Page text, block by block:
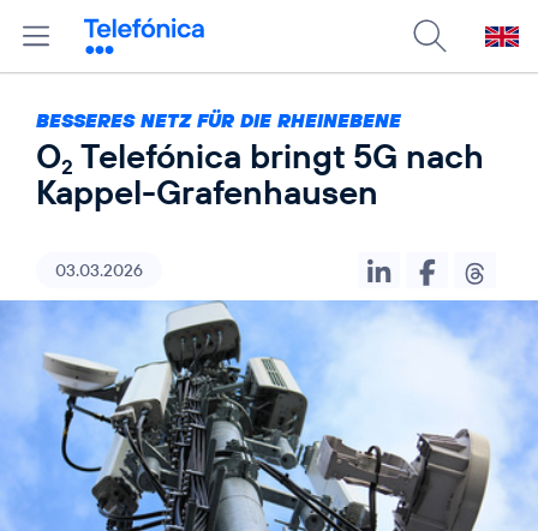
BESSERES NETZ FÜR DIE RHEINEBENE
O2 Telefónica bringt 5G nach
Kappel-Grafenhausen
03.03.2026